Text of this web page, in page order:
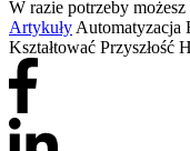
W razie potrzeby
Artykuły Automatyzacja
Kształtować Przyszłość